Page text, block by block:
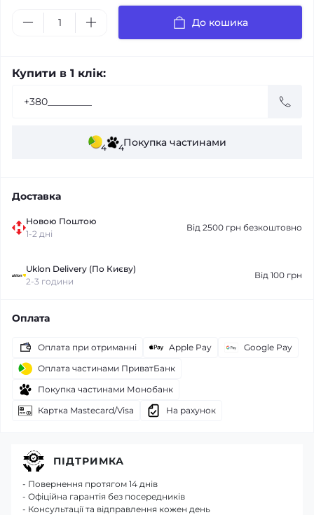
До кошика
Купити в 1 клік:
4 4Покупка частинами
Доставка
Новою Поштою
1-2 дні
Від 2500 грн безкоштовно
Uklon Delivery (По Києву)
2-3 години
Від 100 грн
Оплата
Оплата при отриманні Apple Pay
Google Pay
Оплата частинами ПриватБанк
Покупка частинами Монобанк
Картка Mastecard/Visa
На рахунок
ПІДТРИМКА
- Повернення протягом 14 днів
- Офіційна гарантія без посередників
- Консультації та відправлення кожен день